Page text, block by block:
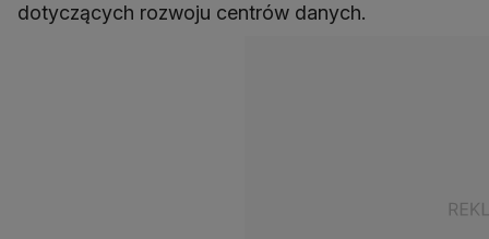
dotyczących rozwoju centrów danych.